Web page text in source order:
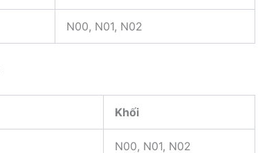
N00, N01, N02
Khối
N00, N01, N02